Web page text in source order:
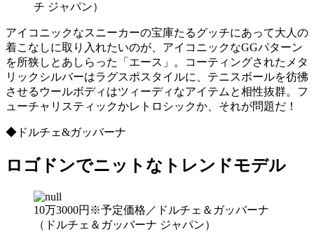
チ ジャパン）
アイコニックなスニーカーの宝庫たるグッチにあって大人の
着こなしに取り入れたいのが、アイコニックなGGパターン
を所狭しとあしらった「エース」。コーティングされたメタ
リックシルバーはラグスポスタイルに、テニスボールを彷彿
させるウールボディはツィーディなアイテムと相性抜群。フ
ューチャリスティックかレトロシックか、それが問題だ！
◆ドルチェ&ガッバーナ
ロゴドンでニットなトレンドモデル
10万3000円※予定価格／ドルチェ＆ガッバーナ
（ドルチェ＆ガッバーナ ジャパン）